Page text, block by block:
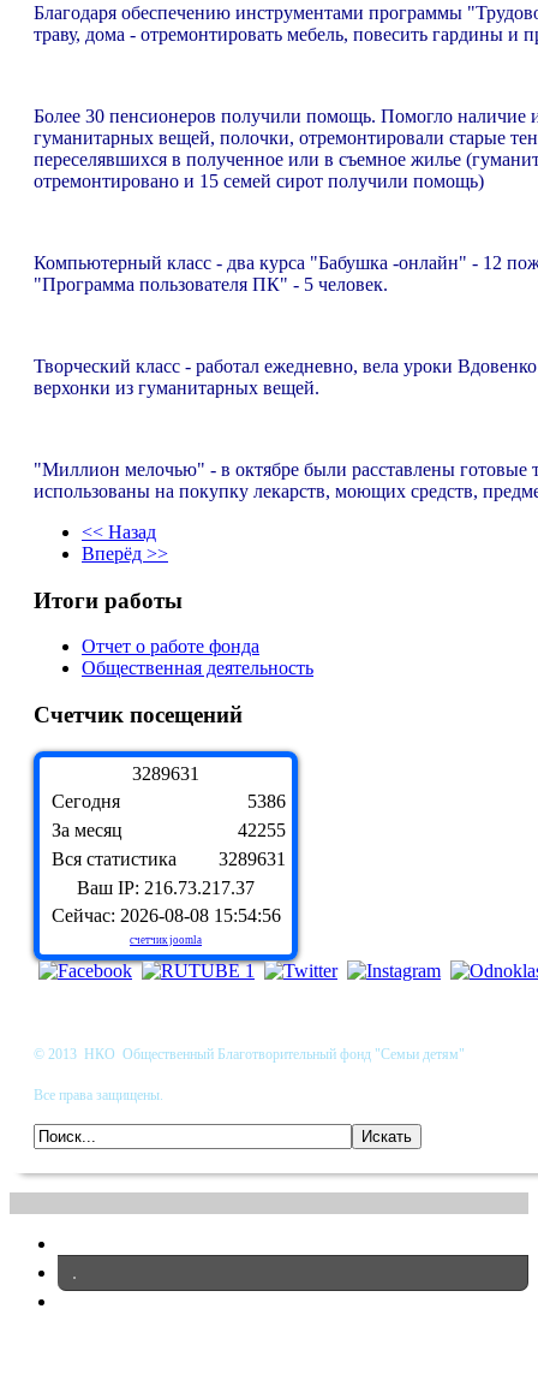
Благодаря обеспечению инструментами программы
траву, дома - отремонтировать мебель, повесить гардины и
Более 30 пенсионеров получили помощь. Помогло наличие
гуманитарных вещей, полочки, отремонтировали старые
переселявшихся в полученное или в съемное жилье
отремонтировано и 15 семей сирот получили помощь)
Компьютерный класс - два курса "Бабушка -онлайн" - 12
"Программа пользователя ПК" - 5 человек.
Творческий класс - работал ежедневно, вела уроки
верхонки из гуманитарных вещей.
"Миллион мелочью" - в октябре были расставлены готовые
использованы на покупку лекарств, моющих средств,
<< Назад
Вперёд >>
Итоги работы
Отчет о работе фонда
Общественная деятельность
Счетчик посещений
3289631
Сегодня
За месяц
Вся статистика
5386
42255
3289631
Ваш IP: 216.73.217.37
Сейчас: 2026-08-08 15:54:56
счетчик joomla
© 2013 НКО Общественный Благотворительный фонд "Семьи детям"
Все права защищены.
.